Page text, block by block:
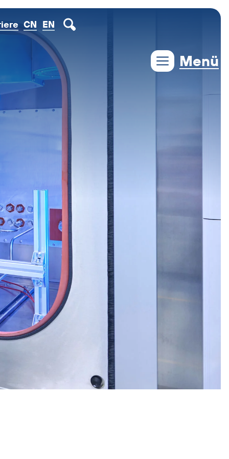
CN EN
Menü